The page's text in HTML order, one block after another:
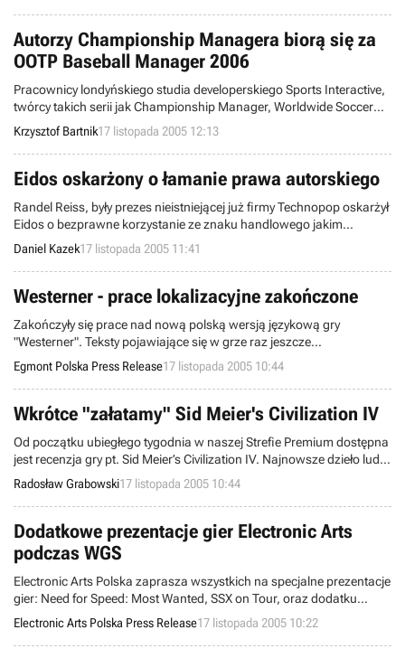
Conquer czy Empire Earth 2 by wymienić kilka? Otóż panowie ci są
współzałożycielami nowej firmy developerskiej, Trilogy Studios.
Autorzy Championship Managera biorą się za
OOTP Baseball Manager 2006
Pracownicy londyńskiego studia developerskiego Sports Interactive,
twórcy takich serii jak Championship Manager, Worldwide Soccer
Manager czy NHL Eastside Hockey Manager zabierają się za
przygotowanie kolejnego, wirtualnego menedżera. Tym razem „na
tapetę” idzie baseball - sport popularny zwłaszcza w Stanach
Zjednoczonych.
Krzysztof Bartnik17 listopada 2005 12:13
Eidos oskarżony o łamanie prawa autorskiego
Randel Reiss, były prezes nieistniejącej już firmy Technopop oskarżył
Eidos o bezprawne korzystanie ze znaku handlowego jakim
rzekomo jest nazwa Zero Tolerance. Eidos w przyszłym roku planuje
wydać grę Zero Tolerance: City Under Fire, wcześniej zapowiedzianą
jako Roll Call. Program przeznaczony będzie dla posiadaczy konsoli
Playstation 2 oraz Xbox.
Daniel Kazek17 listopada 2005 11:41
Westerner - prace lokalizacyjne zakończone
Zakończyły się prace nad nową polską wersją językową gry
"Westerner". Teksty pojawiające się w grze raz jeszcze
przetłumaczono, powtórnie opracowano też ścieżkę dźwiękową
programu.
Egmont Polska Press Release17 listopada 2005 10:44
Wkrótce "załatamy" Sid Meier's Civilization IV
Od początku ubiegłego tygodnia w naszej Strefie Premium dostępna
jest recenzja gry pt. Sid Meier’s Civilization IV. Najnowsze dzieło ludzi
z firmy Firaxis Games zostało bardzo wysoko ocenione i otrzymało
Rekomendację GRY-OnLine. Mimo wszystko produkt ów nie jest
doskonały, dlatego też developerzy szykują właśnie pierwszą
poprawkę systemową.
Radosław Grabowski17 listopada 2005 10:44
Dodatkowe prezentacje gier Electronic Arts
podczas WGS
Electronic Arts Polska zaprasza wszystkich na specjalne prezentacje
gier: Need for Speed: Most Wanted, SSX on Tour, oraz dodatku
Battlefield 2 Jednostki Specjalne, które odbędą się podczas Warsaw
Game Show w Warszawie, w dniach 26-27 listopada w hali EXPO, w
godzinach od 10.00 do 19.00.
Electronic Arts Polska Press Release17 listopada 2005 10:22